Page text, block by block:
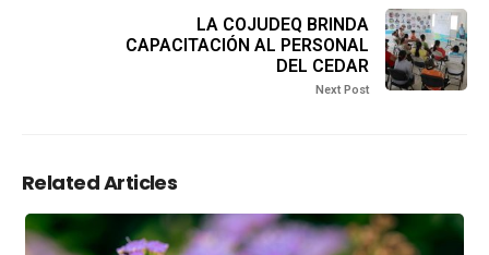
LA COJUDEQ BRINDA
CAPACITACIÓN AL PERSONAL
DEL CEDAR
Next Post
Related Articles